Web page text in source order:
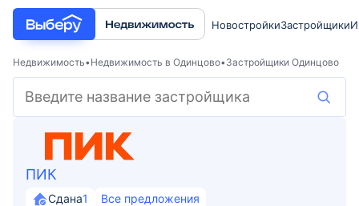
НовостройкиЗастройщики
Недвижимость Недвижимость в Одинцово Застройщики Одинцово
ПИК
Сдана1 Все предложения